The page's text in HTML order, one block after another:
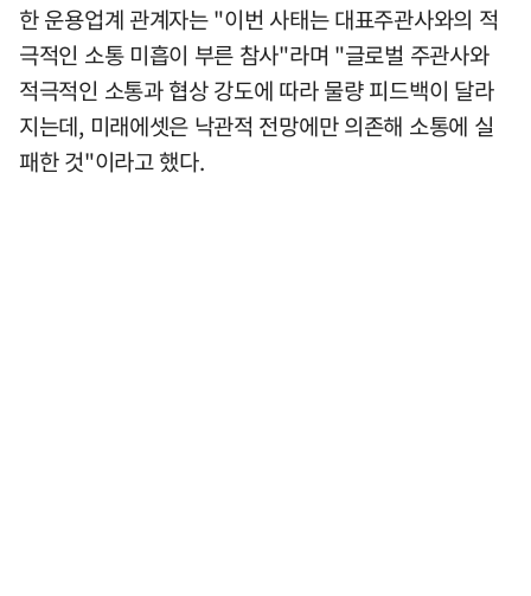
한 운용업계 관계자는 "이번 사태는 대표주관사와의 적
극적인 소통 미흡이 부른 참사"라며 "글로벌 주관사와
적극적인 소통과 협상 강도에 따라 물량 피드백이 달라
지는데, 미래에셋은 낙관적 전망에만 의존해 소통에 실
패한 것"이라고 했다.